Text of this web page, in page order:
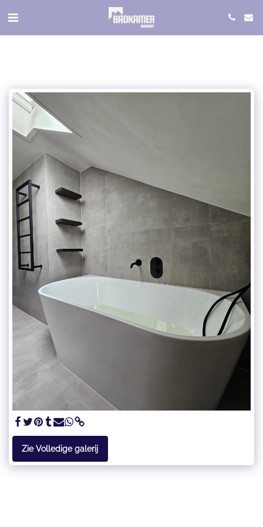
Zie Volledige galerij